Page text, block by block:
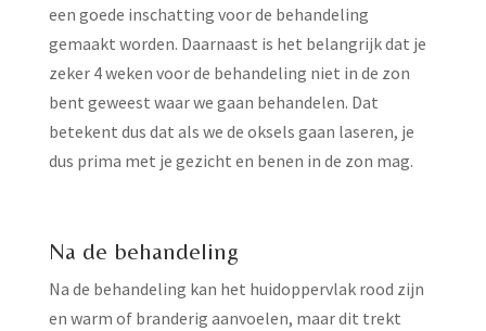
een goede inschatting voor de behandeling
gemaakt worden. Daarnaast is het belangrijk dat je
zeker 4 weken voor de behandeling niet in de zon
bent geweest waar we gaan behandelen. Dat
betekent dus dat als we de oksels gaan laseren, je
dus prima met je gezicht en benen in de zon mag.
Na de behandeling
Na de behandeling kan het huidoppervlak rood zijn
en warm of branderig aanvoelen, maar dit trekt